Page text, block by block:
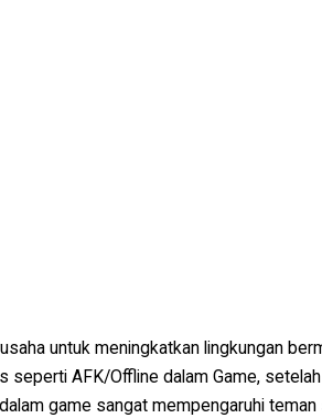
untuk meningkatkan lingkungan
seperti AFK/Offline dalam Game,
game sangat mempengaruhi